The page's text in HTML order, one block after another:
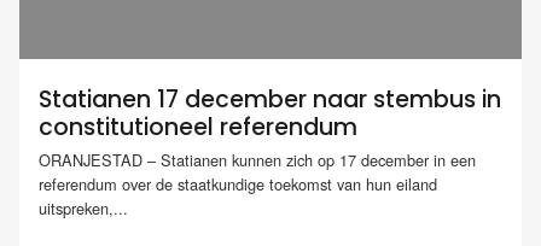
Statianen 17 december naar stembus in
constitutioneel referendum
ORANJESTAD – Statianen kunnen zich op 17 december in een
referendum over de staatkundige toekomst van hun eiland
uitspreken,...